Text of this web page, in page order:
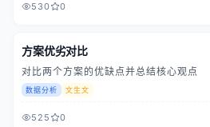
530 0
方案优劣对比
对比两个方案的优缺点并总结核心观点
数据分析 文生文
525 0